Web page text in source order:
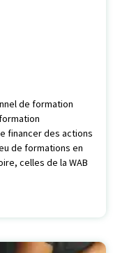
de formation
financer des actions
de formations en
celles de la WAB